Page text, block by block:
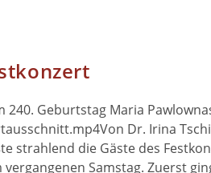
240. Geburtstag Maria
Dr. Irina
strahlend die Gäste des
Samstag. Zuerst